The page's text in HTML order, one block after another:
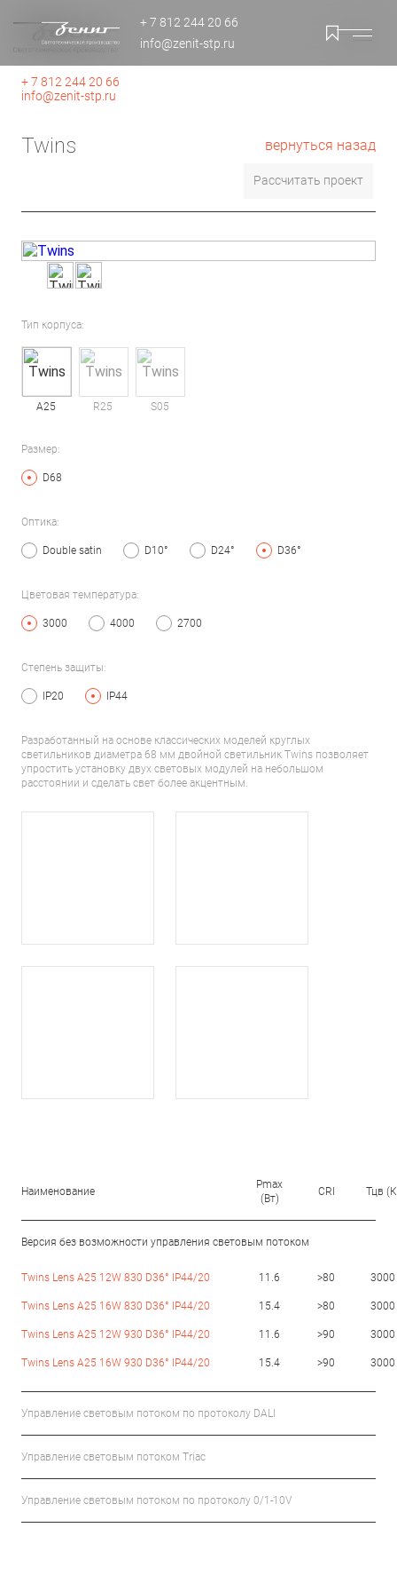
+ 7 812 244 20 66
info@zenit-stp.ru
+ 7 812 244 20 66
info@zenit-stp.ru
Twins
Рассчитать проект
вернуться назад
Тип корпуса:
A25 R25 S05
Размер:
D68
Оптика:
Double satin D10° D24° D36°
Цветовая температура:
3000 4000 2700
Степень защиты:
IP20 IP44
Разработанный на основе классических моделей круглых
светильников диаметра 68 мм двойной светильник Twins позволяет
упростить установку двух световых модулей на небольшом
расстоянии и сделать свет более акцентным.
Наименование
Pmax
(Вт)
CRI Тцв
Версия без возможности управления световым потоком
Twins Lens A25 12W 830 D36° IP44/20 11.6 >80 3000
Twins Lens A25 16W 830 D36° IP44/20 15.4 >80 3000
Twins Lens A25 12W 930 D36° IP44/20 11.6 >90 3000
Twins Lens A25 16W 930 D36° IP44/20 15.4 >90 3000
Управление световым потоком по протоколу DALI
Управление световым потоком Triac
Управление световым потоком по протоколу 0/1-10V